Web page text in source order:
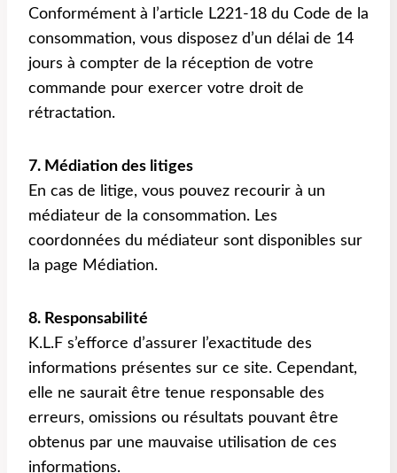
Conformément à l’article L221-18 du Code de la
consommation, vous disposez d’un délai de 14
jours à compter de la réception de votre
commande pour exercer votre droit de
rétractation.
7. Médiation des litiges
En cas de litige, vous pouvez recourir à un
médiateur de la consommation. Les
coordonnées du médiateur sont disponibles sur
la page Médiation.
8. Responsabilité
K.L.F s’efforce d’assurer l’exactitude des
informations présentes sur ce site. Cependant,
elle ne saurait être tenue responsable des
erreurs, omissions ou résultats pouvant être
obtenus par une mauvaise utilisation de ces
informations.